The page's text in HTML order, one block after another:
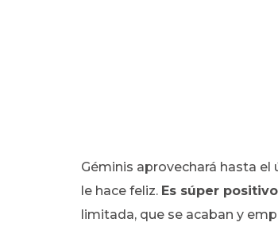
Géminis aprovechará hasta
le hace feliz. Es súper
limitada, que se acaban y